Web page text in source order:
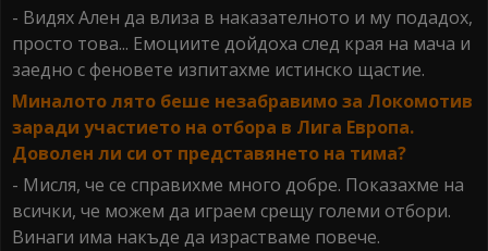
- Видях Ален да влиза в наказателното и му подадох,
просто това... Емоциите дойдоха след края на мача и
заедно с феновете изпитахме истинско щастие.
Миналото лято беше незабравимо за Локомотив
заради участието на отбора в Лига Европа.
Доволен ли си от представянето на тима?
- Мисля, че се справихме много добре. Показахме на
всички, че можем да играем срещу големи отбори.
Винаги има накъде да израстваме повече.